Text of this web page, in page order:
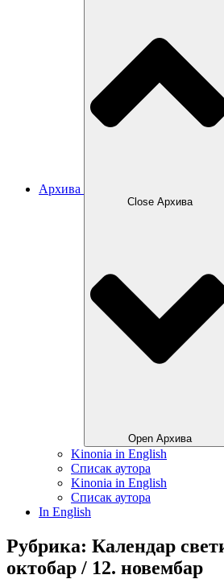
Архива
Close Архива
Open Архива
Kinonia in English
Списак аутора
Kinonia in English
Списак аутора
In English
Рубрика: Календар
октобар / 12. новембар